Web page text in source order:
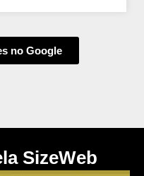
no Google
SizeWeb